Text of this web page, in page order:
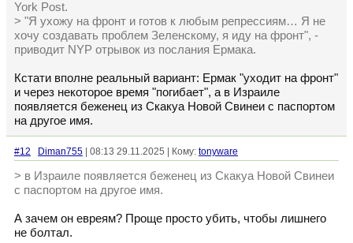
York Post.
> "Я ухожу на фронт и готов к любым репрессиям… Я не
хочу создавать проблем Зеленскому, я иду на фронт", -
приводит NYP отрывок из послания Ермака.
Кстати вполне реальный вариант: Ермак "уходит на фронт"
и через некоторое время "погибает", а в Израиле
появляется беженец из Скакуа Новой Свинеи с паспортом
на другое имя.
#12 Diman755 | 08:13 29.11.2025 | Кому: tonyware
> в Израиле появляется беженец из Скакуа Новой Свинеи
с паспортом на другое имя.
А зачем он евреям? Проще просто убить, чтобы лишнего
не болтал.